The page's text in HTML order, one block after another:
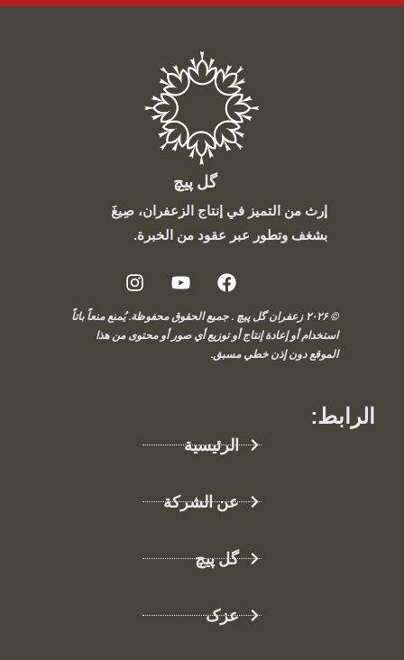
الرابط:
الرئيسية
عن الشركة
گل پیچ
عزک
گل پیچ
إرث من التميز في إنتاج الزعفران، صِيغَ
بشغف وتطور عبر عقود من الخبرة.
© ۲۰۲۶ زعفران گل پیچ . جميع الحقوق محفوظة. يُمنع منعاً باتاً
استخدام أو إعادة إنتاج أو توزيع أي صور أو محتوى من هذا
الموقع دون إذن خطي مسبق.